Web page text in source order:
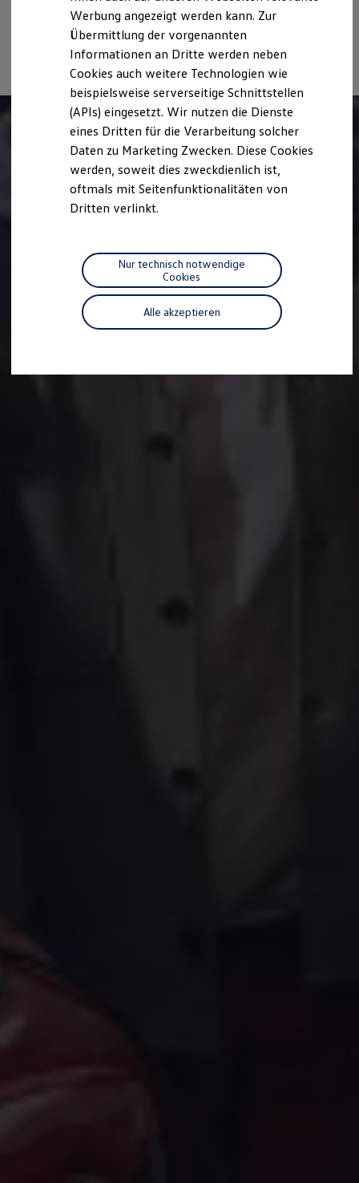
#wedriveproud
Besitzer und Service
myVolkswagen
Software Updates
Service und Ersatzteile
Inspektion und HU/AU
Reparaturen und Checks
Motorenöl und Flüssigkeiten
Räder und Reifen
Pannen- und Unfallhilfe
Economy Service
Volkswagen Teile
Zubehör
Modellspezifisches Zubehör
Individualisieren
Wallbox und Ladekabel
Digitale Extras
Dienste für Ihr Modell finden
Volkswagen Apps, Login und Shop
Handy und Fahrzeug verbinden
Vorgängermodelle
individuellen Fahrverhalten den Kraftstoffverbrauch, den
Stromverbrauch, die CO₂-Emissionen und die
Fahrleistungswerte eines Fahrzeugs beeinflussen.
Werbung angezeigt werden kann. Zur
Übermittlung der vorgenannten
Informationen an Dritte werden neben
Cookies auch weitere Technologien wie
beispielsweise serverseitige Schnittstellen
(APIs) eingesetzt. Wir nutzen die Dienste
eines Dritten für die Verarbeitung solcher
Daten zu Marketing Zwecken. Diese Cookies
werden, soweit dies zweckdienlich ist,
oftmals mit Seitenfunktionalitäten von
Dritten verlinkt.
Alle akzeptieren
Nur technisch notwendige
Cookies